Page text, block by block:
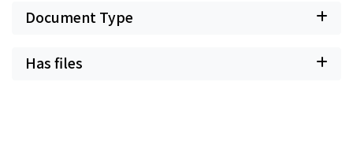
Document Type
Has files